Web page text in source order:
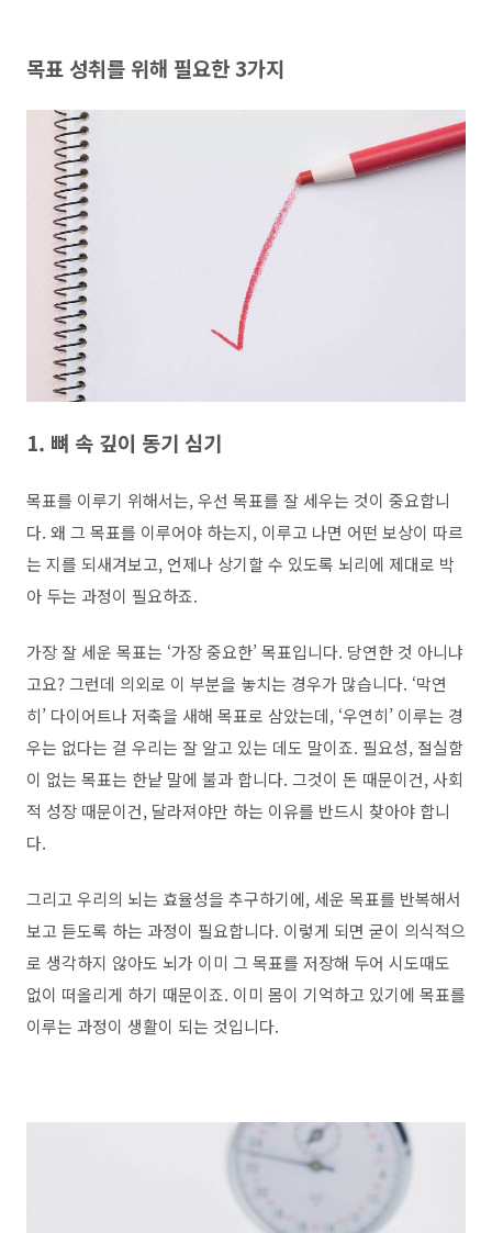
목표 성취를 위해 필요한 3가지
1. 뼈 속 깊이 동기 심기
목표를 이루기 위해서는, 우선 목표를 잘 세우는 것이 중요합니
다. 왜 그 목표를 이루어야 하는지, 이루고 나면 어떤 보상이 따르
는 지를 되새겨보고, 언제나 상기할 수 있도록 뇌리에 제대로 박
아 두는 과정이 필요하죠.
가장 잘 세운 목표는 ‘가장 중요한’ 목표입니다. 당연한 것 아니냐
고요? 그런데 의외로 이 부분을 놓치는 경우가 많습니다. ‘막연
히’ 다이어트나 저축을 새해 목표로 삼았는데, ‘우연히’ 이루는 경
우는 없다는 걸 우리는 잘 알고 있는 데도 말이죠. 필요성, 절실함
이 없는 목표는 한낱 말에 불과 합니다. 그것이 돈 때문이건, 사회
적 성장 때문이건, 달라져야만 하는 이유를 반드시 찾아야 합니
다.
그리고 우리의 뇌는 효율성을 추구하기에, 세운 목표를 반복해서
보고 듣도록 하는 과정이 필요합니다. 이렇게 되면 굳이 의식적으
로 생각하지 않아도 뇌가 이미 그 목표를 저장해 두어 시도때도
없이 떠올리게 하기 때문이죠. 이미 몸이 기억하고 있기에 목표를
이루는 과정이 생활이 되는 것입니다.